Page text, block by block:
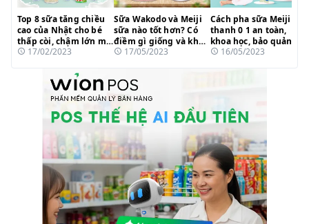
Top 8 sữa tăng chiều
cao của Nhật cho bé
thấp còi, chậm lớn mẹ
tin dùng 2023
17/02/2023
Sữa Wakodo và Meiji
sữa nào tốt hơn? Có
điềm gì giống và khác
nhau?
17/05/2023
Cách pha sữa Meiji
thanh 0 1 an toàn,
khoa học, bảo quản
dưỡng chất
16/05/2023